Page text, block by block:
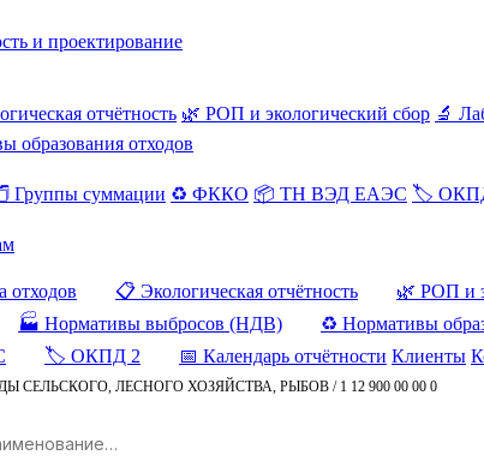
и проектирование
отчётность 🌿 РОП и экологический сбор 🔬
образования отходов
Группы суммации ♻️ ФККО 📦 ТН ВЭД ЕАЭС 🏷️
отходов 📋 Экологическая отчётность 🌿 РОП и
🏭 Нормативы выбросов (НДВ) ♻️ Нормативы
🏷️ ОКПД 2 📅 Календарь отчётности Клиенты
СЕЛЬСКОГО, ЛЕСНОГО ХОЗЯЙСТВА, РЫБОВ / 1 12 900 00 00 0